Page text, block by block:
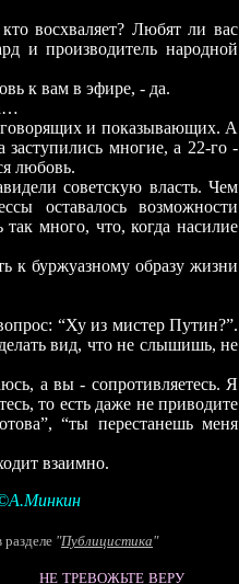
восхваляет? Любят ли вас
и производитель народной
к вам в эфире, - да.
и показывающих. А
заступились многие, а 22-го -
любовь.
советскую власть. Чем
оставалось возможности
так много, что, когда насилие
к буржуазному образу жизни
“Ху из мистер Путин?”.
вид, что не слышишь, не
а вы- сопротивляетесь. Я
то есть даже не приводите
“ты перестанешь меня
взаимно.
"Публицистика"
НЕ ТРЕВОЖЬТЕ ВЕРУ